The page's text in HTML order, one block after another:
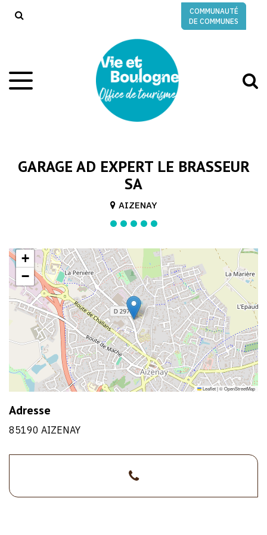
COMMUNAUTÉ
DE COMMUNES
Aller
à
GARAGE AD EXPERT LE BRASSEUR
SA
AIZENAY
+
−
Leaflet|©OpenStreetMap
Adresse
85190 AIZENAY
>02
51
1/1